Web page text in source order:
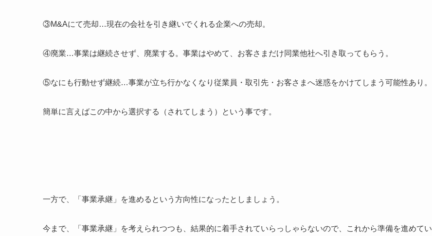
③M&Aにて売却…現在の会社を引き継いでくれる企業への売却。
④廃業…事業は継続させず、廃業する。事業はやめて、お客さまだけ同業他社へ引き取ってもらう。
⑤なにも行動せず継続…事業が立ち行かなくなり従業員・取引先・お客さまへ迷惑をかけてしまう可能性あり。
簡単に言えばこの中から選択する（されてしまう）という事です。
一方で、「事業承継」を進めるという方向性になったとしましょう。
今まで、「事業承継」を考えられつつも、結果的に着手されていらっしゃらないので、これから準備を進めてい